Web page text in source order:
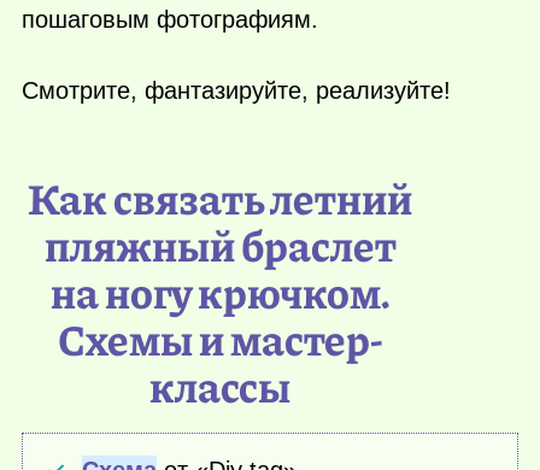
пошаговым фотографиям.
Смотрите, фантазируйте, реализуйте!
Как связать летний
пляжный браслет
на ногу крючком.
Схемы и мастер-
классы